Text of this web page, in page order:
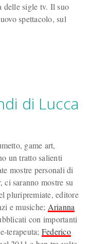
delle sigle tv. Il suo
spettacolo, sul
di Lucca
game art,
un tratto salienti
mostre personali di
saranno mostre su
pluripremiate, editore
e musiche; Arianna
con importanti
terapeuta; Federico